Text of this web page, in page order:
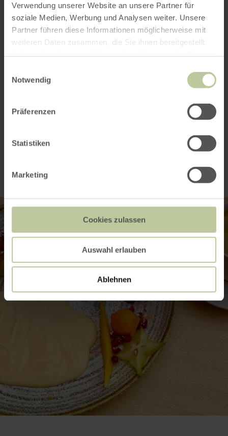
Verwendung unserer Website an unsere Partner für
soziale Medien, Werbung und Analysen weiter. Unsere
Partner führen diese Informationen möglicherweise mit
weiteren Daten zusammen, die Sie ihnen bereitgestellt
Notwendig
Präferenzen
Statistiken
Marketing
Cookies zulassen
Auswahl erlauben
Ablehnen
Openingstijden
Categorieën
Impressies